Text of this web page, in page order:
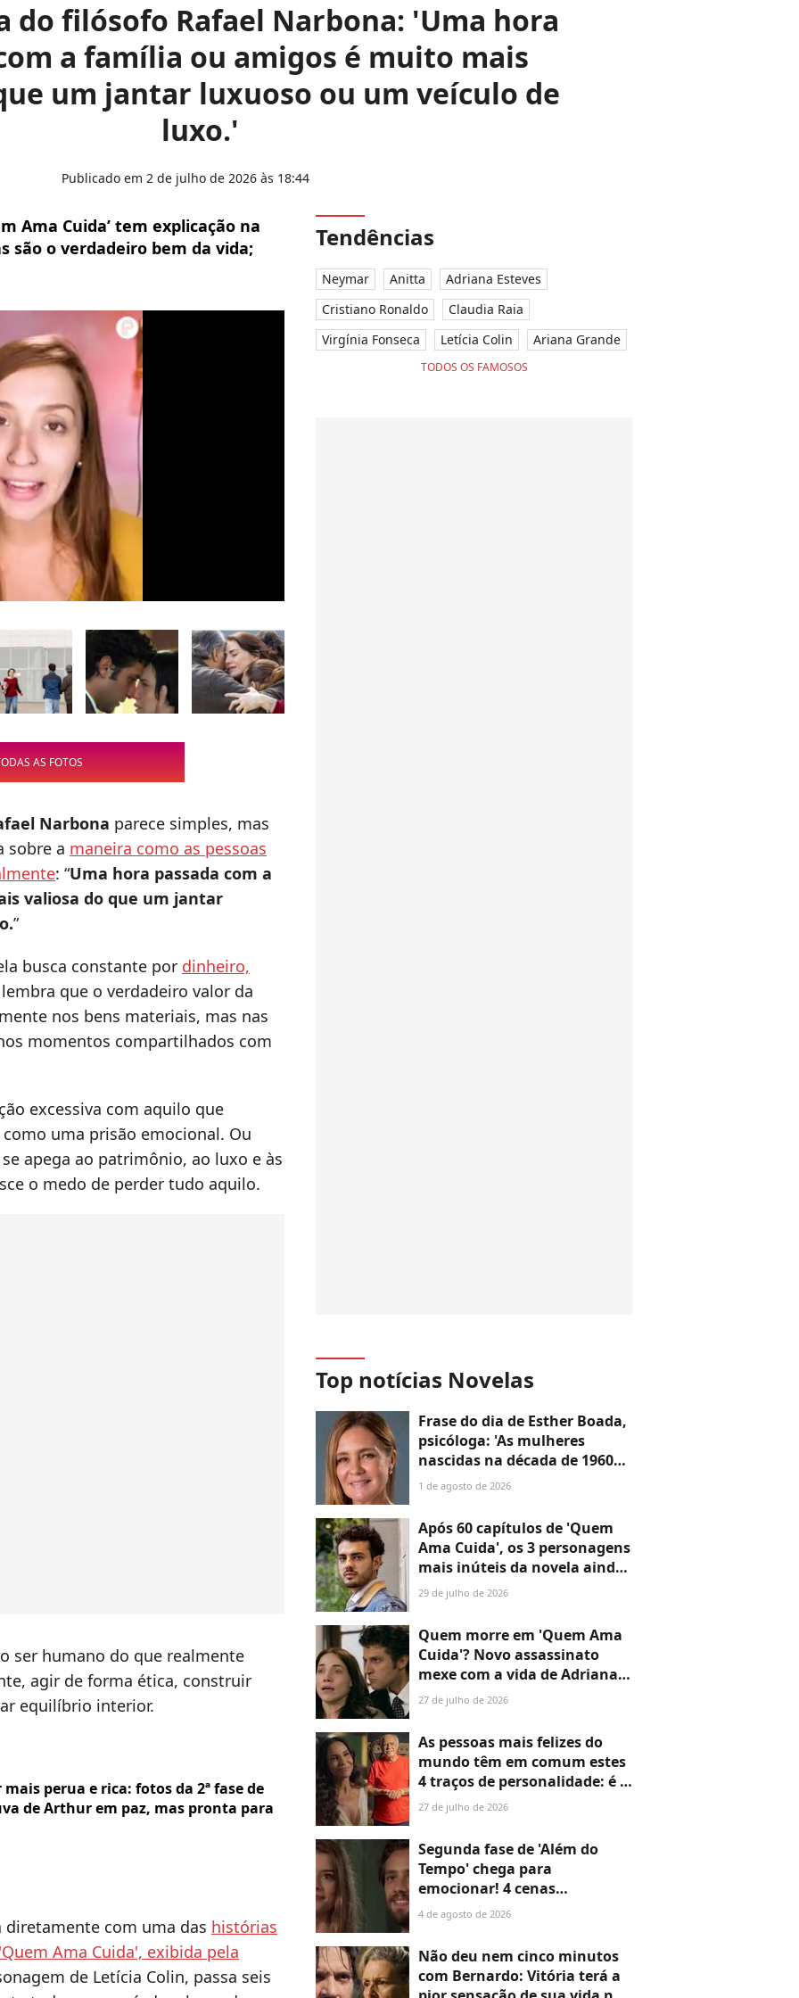
do filósofo Rafael Narbona: 'Uma hora
a família ou amigos é muito mais
um jantar luxuoso ou um veículo de
luxo.'
Publicado em 2 de julho de 2026 às 18:44
Ama Cuida’ tem explicação na
são o verdadeiro bem da vida;
AS FOTOS
Narbona parece simples, mas
sobre a maneira como as pessoas
: “Uma hora passada com a
valiosa do que um jantar
”
busca constante por dinheiro,
que o verdadeiro valor da
nos bens materiais, mas nas
momentos compartilhados com
excessiva com aquilo que
uma prisão emocional. Ou
apega ao patrimônio, ao luxo e às
o medo de perder tudo aquilo.
ser humano do que realmente
agir de forma ética, construir
equilíbrio interior.
perua e rica: fotos da 2ª fase de
de Arthur em paz, mas pronta para
com uma das histórias
Ama Cuida', exibida pela
de Letícia Colin, passa seis
Tendências
Neymar Anitta
Adriana Esteves
Cristiano Ronaldo
Claudia Raia
Virgínia Fonseca
Letícia Colin Ariana Grande
TODOS OS FAMOSOS
Top notícias Novelas
Frase do dia de Esther Boada,
psicóloga: 'As mulheres
nascidas na década de 1960
cresceram com a ideia de que
tudo, porque era isso que a
sociedade exigia'
1 de agosto de 2026
Após 60 capítulos de 'Quem
Ama Cuida', os 3 personagens
mais inúteis da novela ainda
não disseram a que vieram —
desperdício
29 de julho de 2026
Quem morre em 'Quem Ama
Cuida'? Novo assassinato
mexe com a vida de Adriana e
deixa Pedro de queixo caído
27 de julho de 2026
As pessoas mais felizes do
mundo têm em comum estes
4 traços de personalidade: é o
que revela Estudo de Oxford
76 países
27 de julho de 2026
Segunda fase de 'Além do
Tempo' chega para
emocionar! 4 cenas
marcantes do primeiro
não perde o fôlego
4 de agosto de 2026
Não deu nem cinco minutos
com Bernardo: Vitória terá a